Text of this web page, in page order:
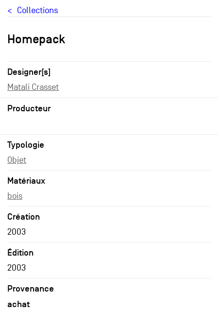
Collections
Homepack
Designer[s]
Matali Crasset
Producteur
Typologie
Objet
Matériaux
bois
Création
2003
Édition
2003
Provenance
achat